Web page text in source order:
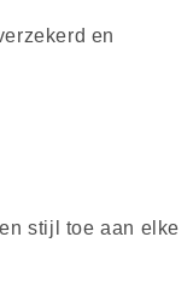
en
stijl toe aan elke